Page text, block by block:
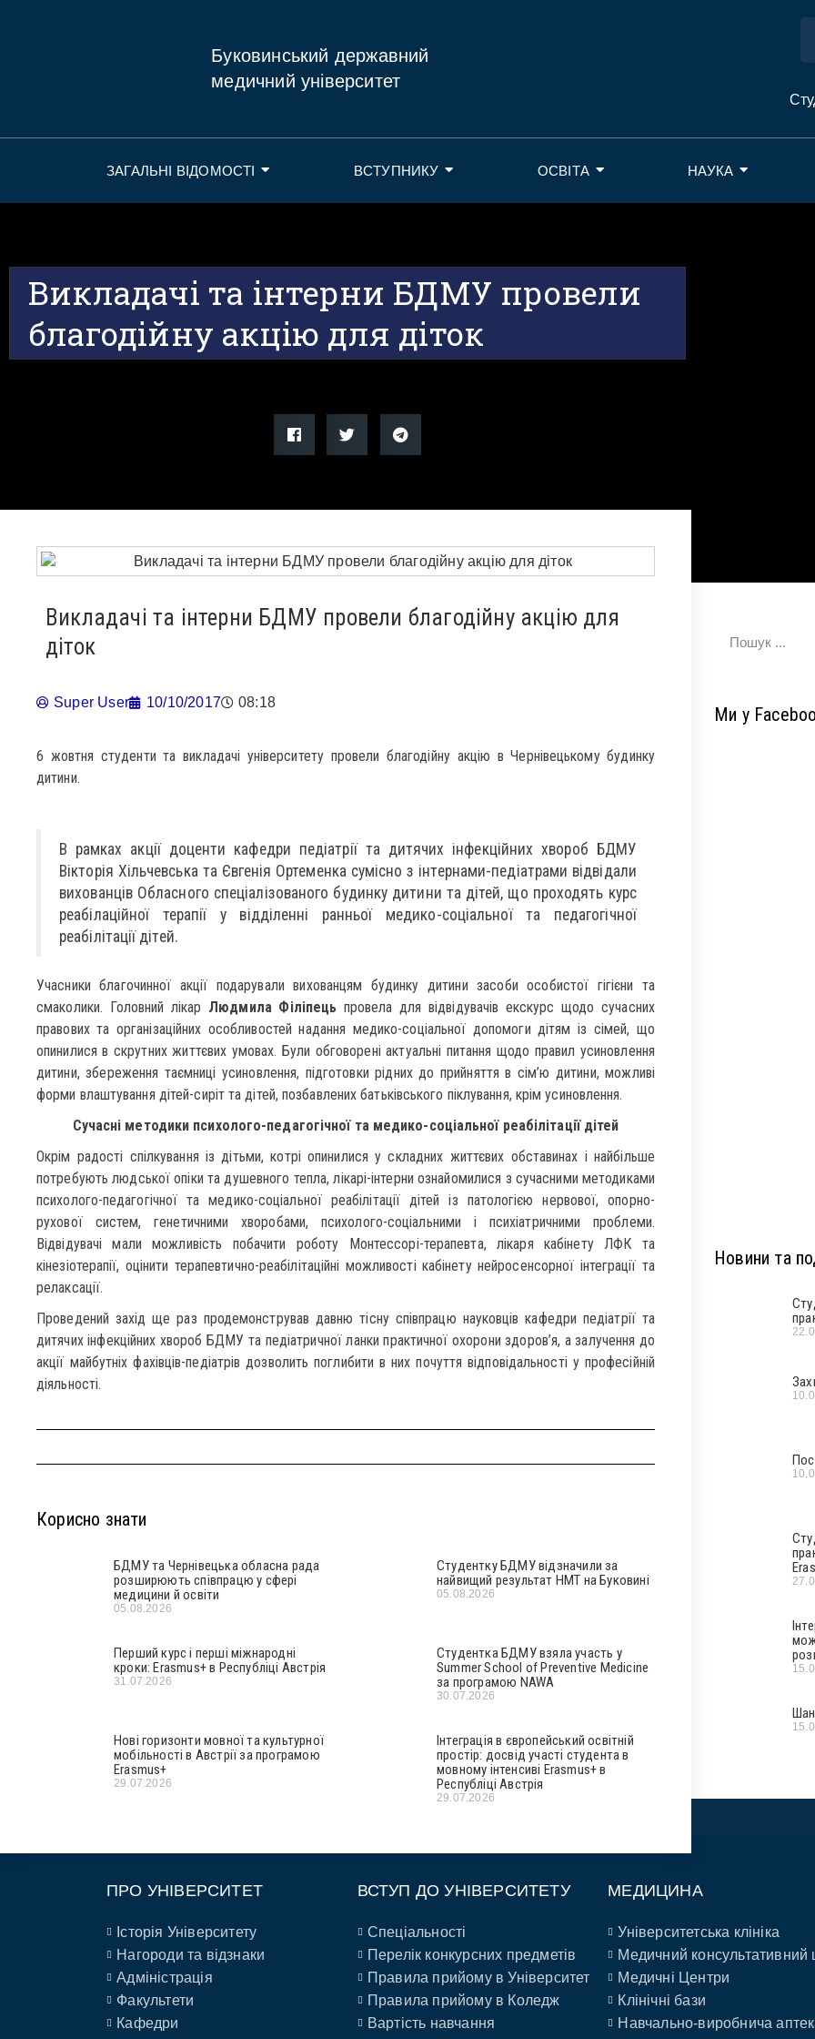
Буковинський державний
медичний університет
ЗАГАЛЬНІ ВІДОМОСТІ ВСТУПНИКУ ОСВІТА НАУКА
Викладачі та інтерни БДМУ провели
благодійну акцію для діток
Викладачі та інтерни БДМУ провели благодійну акцію для
діток
Super User 10/10/2017 08:18
6 жовтня студенти та викладачі університету провели благодійну акцію в Чернівецькому будинку
дитини.
В рамках акції доценти кафедри педіатрії та дитячих інфекційних хвороб БДМУ
Вікторія Хільчевська та Євгенія Ортеменка сумісно з інтернами-педіатрами відвідали
вихованців Обласного спеціалізованого будинку дитини та дітей, що проходять курс
реабілаційної терапії у відділенні ранньої медико-соціальної та педагогічної
реабілітації дітей.
Учасники благочинної акції подарували вихованцям будинку дитини засоби особистої гігієни та
смаколики. Головний лікар Людмила Філіпець провела для відвідувачів екскурс щодо сучасних
правових та організаційних особливостей надання медико-соціальної допомоги дітям із сімей, що
опинилися в скрутних життєвих умовах. Були обговорені актуальні питання щодо правил усиновлення
дитини, збереження таємниці усиновлення, підготовки рідних до прийняття в сім’ю дитини, можливі
форми влаштування дітей-сиріт та дітей, позбавлених батьківського піклування, крім усиновлення.
Сучасні методики психолого-педагогічної та медико-соціальної реабілітації дітей
Окрім радості спілкування із дітьми, котрі опинилися у складних життєвих обставинах і найбільше
потребують людської опіки та душевного тепла, лікарі-інтерни ознайомилися з сучасними методиками
психолого-педагогічної та медико-соціальної реабілітації дітей із патологією нервової, опорно-
рухової систем, генетичними хворобами, психолого-соціальними і психіатричними проблеми.
Відвідувачі мали можливість побачити роботу Монтессорі-терапевта, лікаря кабінету ЛФК та
кінезіотерапії, оцінити терапевтично-реабілітаційні можливості кабінету нейросенсорної інтеграції та
релаксації.
Проведений захід ще раз продемонстрував давню тісну співпрацю науковців кафедри педіатрії та
дитячих інфекційних хвороб БДМУ та педіатричної ланки практичної охорони здоров’я, а залучення до
акції майбутніх фахівців-педіатрів дозволить поглибити в них почуття відповідальності у професійній
діяльності.
Корисно знати
БДМУ та Чернівецька обласна рада
розширюють співпрацю у сфері
медицини й освіти
05.08.2026
Студентку БДМУ відзначили за
найвищий результат НМТ на Буковині
05.08.2026
Перший курс і перші міжнародні
кроки: Erasmus+ в Республіці Австрія
31.07.2026
Студентка БДМУ взяла участь у
Summer School of Preventive Medicine
за програмою NAWA
30.07.2026
Нові горизонти мовної та культурної
мобільності в Австрії за програмою
Erasmus+
29.07.2026
Інтеграція в європейський освітній
простір: досвід участі студента в
мовному інтенсиві Erasmus+ в
Республіці Австрія
29.07.2026
Ми у
Новини та
ПРО УНІВЕРСИТЕТ
Історія Університету
Нагороди та відзнаки
Адміністрація
Факультети
Кафедри
ВСТУП ДО УНІВЕРСИТЕТУ
Спеціальності
Перелік конкурсних предметів
Правила прийому в Університет
Правила прийому в Коледж
Вартість навчання
МЕДИЦИНА
Університетська клініка
Медичний консультативний
Медичні Центри
Клінічні бази
Навчально-виробнича